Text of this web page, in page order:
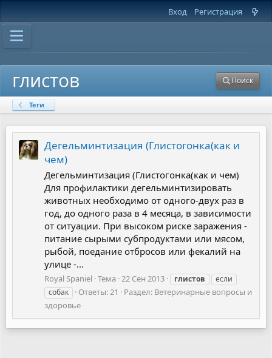
Вход Регистрация
глистов Поиск
Теги
Дегельминтизация (Глистогонка(как и
чем)
Дегельминтизация (Глистогонка(как и чем)
Для профилактики дегельминтизировать
животных необходимо от одного-двух раз в
год, до одного раза в 4 месяца, в зависимости
от ситуации. При высоком риске заражения -
питание сырыми субпродуктами или мясом,
рыбой, поедание отбросов или фекалий на
улице -...
Royal Spaniel Тема 22 Сен 2013 глистов
если
собак
Ответы: 21 Раздел: Ветеринарные вопросы и
здоровье